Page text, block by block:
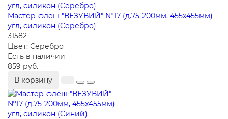
Мастер-флеш "ВЕЗУВИЙ" №17 (д.75-200мм, 455х455мм)
угл, силикон (Серебро)
31582
Цвет: Серебро
Есть в наличии
859 руб.
В корзину